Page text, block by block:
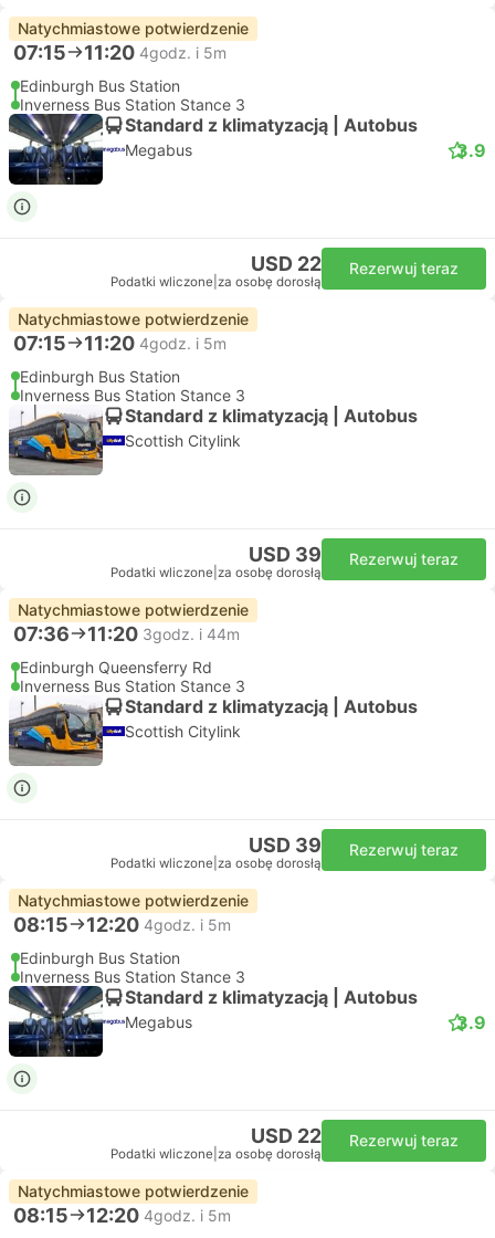
Natychmiastowe potwierdzenie
07:15 11:20 4godz. i 5m
Edinburgh Bus Station
Inverness Bus Station Stance 3
Standard z klimatyzacją | Autobus
Megabus 3.9
USD 22
Podatki wliczone za osobę dorosłą
Rezerwuj teraz
Natychmiastowe potwierdzenie
07:15 11:20 4godz. i 5m
Edinburgh Bus Station
Inverness Bus Station Stance 3
Standard z klimatyzacją | Autobus
Scottish Citylink
USD 39
Podatki wliczone za osobę dorosłą
Rezerwuj teraz
Natychmiastowe potwierdzenie
07:36 11:20 3godz. i 44m
Edinburgh Queensferry Rd
Inverness Bus Station Stance 3
Standard z klimatyzacją | Autobus
Scottish Citylink
USD 39
Podatki wliczone za osobę dorosłą
Rezerwuj teraz
Natychmiastowe potwierdzenie
08:15 12:20 4godz. i 5m
Edinburgh Bus Station
Inverness Bus Station Stance 3
Standard z klimatyzacją | Autobus
Megabus 3.9
USD 22
Podatki wliczone za osobę dorosłą
Rezerwuj teraz
Natychmiastowe potwierdzenie
08:15 12:20 4godz. i 5m